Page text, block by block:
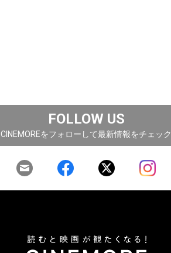
FOLLOW US
CINEMOREをフォローして最新情報をチェック